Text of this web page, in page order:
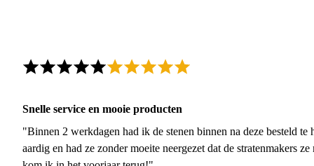
Snelle service en mooie producten
"Binnen 2 werkdagen had ik de stenen binnen na deze besteld
aardig en had ze zonder moeite neergezet dat de stratenmakers